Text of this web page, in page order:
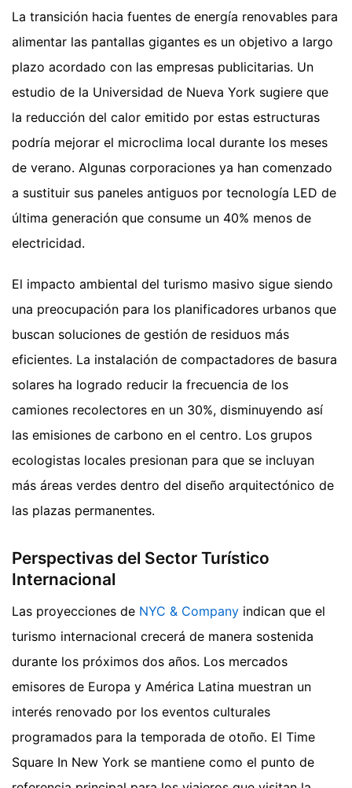
La transición hacia fuentes de energía renovables para
alimentar las pantallas gigantes es un objetivo a largo
plazo acordado con las empresas publicitarias. Un
estudio de la Universidad de Nueva York sugiere que
la reducción del calor emitido por estas estructuras
podría mejorar el microclima local durante los meses
de verano. Algunas corporaciones ya han comenzado
a sustituir sus paneles antiguos por tecnología LED de
última generación que consume un 40% menos de
electricidad.
El impacto ambiental del turismo masivo sigue siendo
una preocupación para los planificadores urbanos que
buscan soluciones de gestión de residuos más
eficientes. La instalación de compactadores de basura
solares ha logrado reducir la frecuencia de los
camiones recolectores en un 30%, disminuyendo así
las emisiones de carbono en el centro. Los grupos
ecologistas locales presionan para que se incluyan
más áreas verdes dentro del diseño arquitectónico de
las plazas permanentes.
Perspectivas del Sector Turístico
Internacional
Las proyecciones de NYC & Company indican que el
turismo internacional crecerá de manera sostenida
durante los próximos dos años. Los mercados
emisores de Europa y América Latina muestran un
interés renovado por los eventos culturales
programados para la temporada de otoño. El Time
Square In New York se mantiene como el punto de